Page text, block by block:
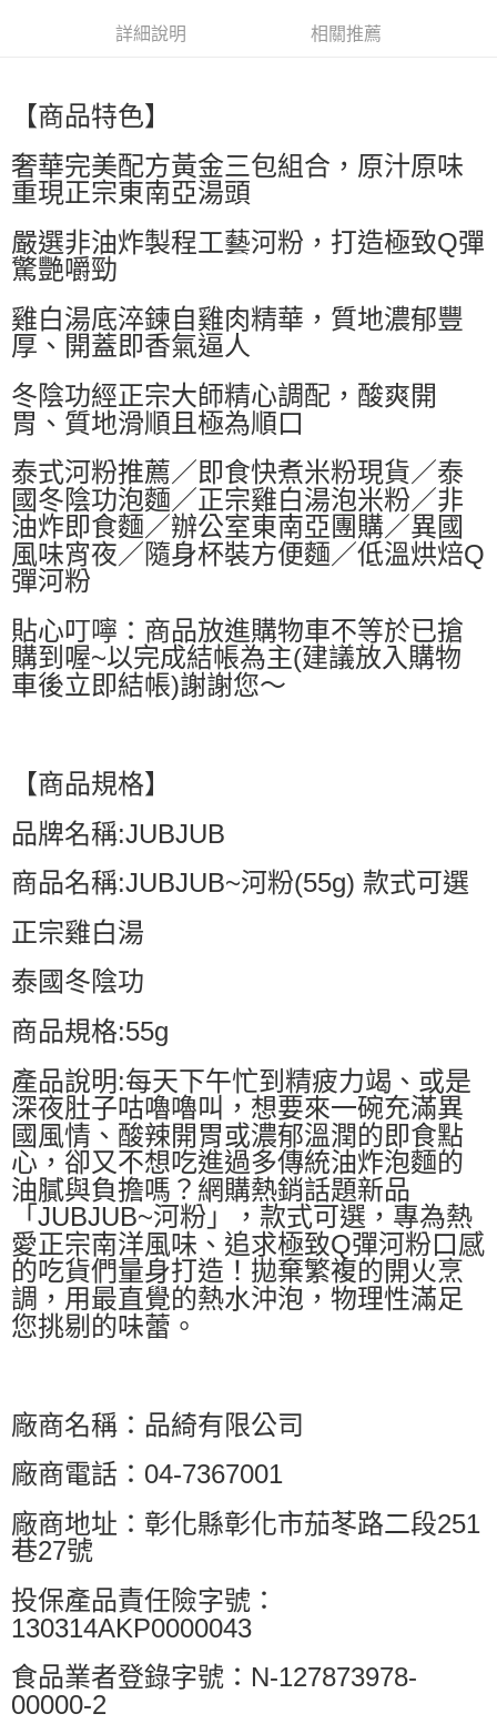
每筆NT$60，滿NT$299(含以上)免運費
每筆NT$60，滿NT$299(含以上)免運費
每筆NT$60，滿NT$599(含以上)免運費
付款後萊爾富取貨
每筆NT$60，滿NT$599(含以上)免運費
7-11付款取貨
每筆NT$60，滿NT$599(含以上)免運費
付款後7-11取貨
每筆NT$60，滿NT$599(含以上)免運費
宅配
每筆NT$80，滿NT$799(含以上)免運費
國家/地區配送0330 查看運費
詳細說明 相關推薦
【商品特色】
奢華完美配方黃金三包組合，原汁原味
重現正宗東南亞湯頭
嚴選非油炸製程工藝河粉，打造極致Q彈
驚艷嚼勁
雞白湯底淬鍊自雞肉精華，質地濃郁豐
厚、開蓋即香氣逼人
冬陰功經正宗大師精心調配，酸爽開
胃、質地滑順且極為順口
泰式河粉推薦／即食快煮米粉現貨／泰
國冬陰功泡麵／正宗雞白湯泡米粉／非
油炸即食麵／辦公室東南亞團購／異國
風味宵夜／隨身杯裝方便麵／低溫烘焙Q
彈河粉
貼心叮嚀：商品放進購物車不等於已搶
購到喔~以完成結帳為主(建議放入購物
車後立即結帳)謝謝您～
【商品規格】
品牌名稱:JUBJUB
商品名稱:JUBJUB~河粉(55g) 款式可選
正宗雞白湯
泰國冬陰功
商品規格:55g
產品說明:每天下午忙到精疲力竭、或是
深夜肚子咕嚕嚕叫，想要來一碗充滿異
國風情、酸辣開胃或濃郁溫潤的即食點
心，卻又不想吃進過多傳統油炸泡麵的
油膩與負擔嗎？網購熱銷話題新品
「JUBJUB~河粉」，款式可選，專為熱
愛正宗南洋風味、追求極致Q彈河粉口感
的吃貨們量身打造！拋棄繁複的開火烹
調，用最直覺的熱水沖泡，物理性滿足
您挑剔的味蕾。
廠商名稱：品綺有限公司
廠商電話：04-7367001
廠商地址：彰化縣彰化市茄苳路二段251
巷27號
投保產品責任險字號：
130314AKP0000043
食品業者登錄字號：N-127873978-
00000-2